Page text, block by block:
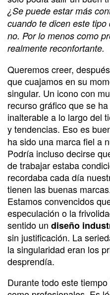
¿Se puede estar más
cuando te dicen este
no. Por lo menos como
realmente reconfortante.
Queremos creer,
que cuajamos en su
singular. Un icono con
recurso gráfico que se
inalterable a lo largo del
y tendencias. Eso es
ha sido una marca fiel a
Podría incluso decirse
de trabajar estaba
recordaba cada día
tienen las buenas
Estamos convencidos
especulación o la
sentido un diseño
sin justificación. La
la singularidad eran los
desprendía.
Durante todo este